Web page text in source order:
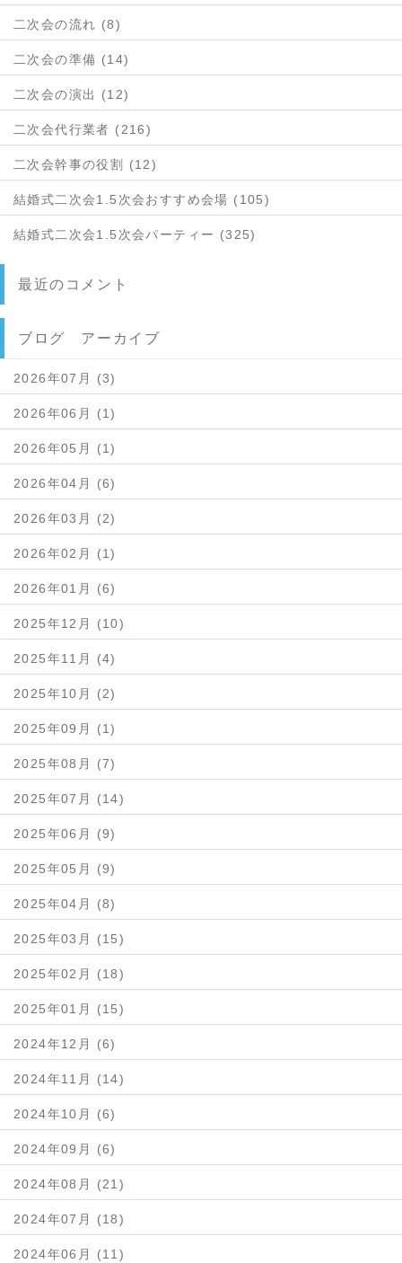
二次会の流れ (8)
二次会の準備 (14)
二次会の演出 (12)
二次会代行業者 (216)
二次会幹事の役割 (12)
結婚式二次会1.5次会おすすめ会場 (105)
結婚式二次会1.5次会パーティー (325)
最近のコメント
ブログ アーカイブ
2026年07月 (3)
2026年06月 (1)
2026年05月 (1)
2026年04月 (6)
2026年03月 (2)
2026年02月 (1)
2026年01月 (6)
2025年12月 (10)
2025年11月 (4)
2025年10月 (2)
2025年09月 (1)
2025年08月 (7)
2025年07月 (14)
2025年06月 (9)
2025年05月 (9)
2025年04月 (8)
2025年03月 (15)
2025年02月 (18)
2025年01月 (15)
2024年12月 (6)
2024年11月 (14)
2024年10月 (6)
2024年09月 (6)
2024年08月 (21)
2024年07月 (18)
2024年06月 (11)